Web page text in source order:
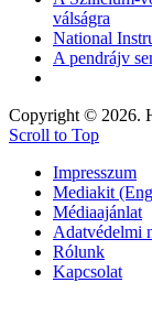
válságra
National
A pendrájv
Copyright © 2026.
Scroll to Top
Impresszum
Mediakit
Médiaajánlat
Adatvédelmi
Rólunk
Kapcsolat